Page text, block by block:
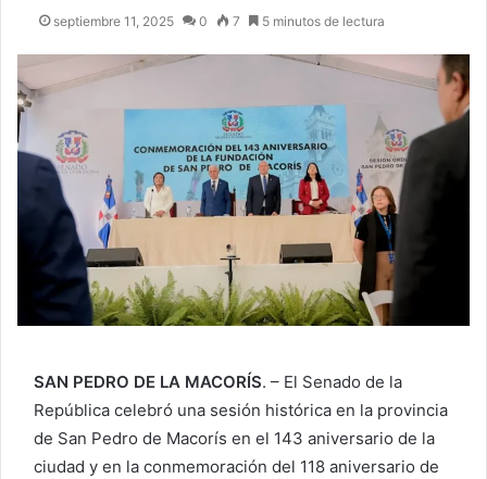
septiembre 11, 2025 0 7 5 minutos de lectura
SAN PEDRO DE LA MACORÍS. – El Senado de la
República celebró una sesión histórica en la provincia
de San Pedro de Macorís en el 143 aniversario de la
ciudad y en la conmemoración del 118 aniversario de